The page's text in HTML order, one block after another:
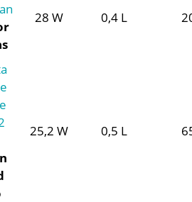
28 W 0,4 L
25,2 W 0,5 L